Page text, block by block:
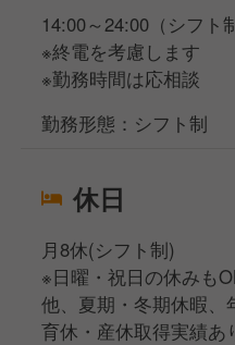
14:00～24:00（シフト
※終電を考慮します
※勤務時間は応相談
勤務形態：シフト制
休日
月8休(シフト制)
※日曜・祝日の休みも
他、夏期・冬期休暇、
育休・産休取得実績あ